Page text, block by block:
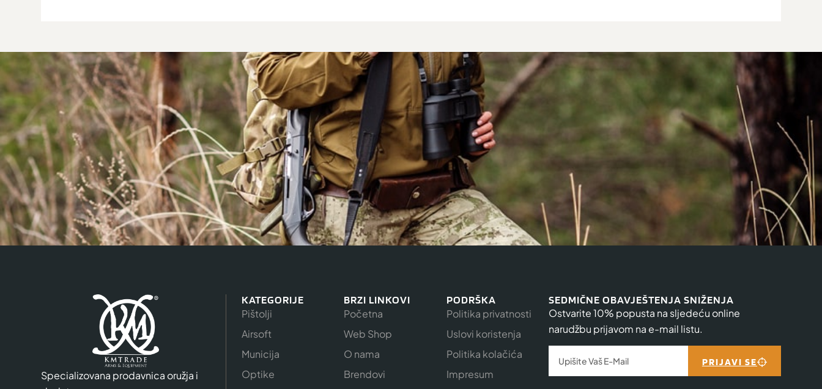
Specializovana prodavnica oružja i
KATEGORIJE
Pištolji
Airsoft
Municija
Optike
BRZI LINKOVI
Početna
Web Shop
O nama
Brendovi
PODRŠKA
Politika privatnosti
Uslovi koristenja
Politika kolačića
Impresum
SEDMIČNE OBAVJEŠTENJA SNIŽENJA
Ostvarite 10% popusta na sljedeću online
narudžbu prijavom na e-mail listu.
PRIJAVI SE